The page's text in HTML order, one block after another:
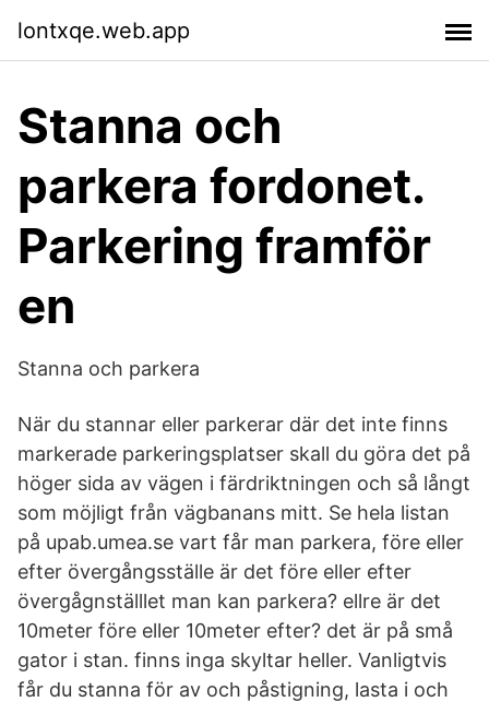
lontxqe.web.app
Stanna och
parkera fordonet.
Parkering framför
en
Stanna och parkera
När du stannar eller parkerar där det inte finns
markerade parkeringsplatser skall du göra det på
höger sida av vägen i färdriktningen och så långt
som möjligt från vägbanans mitt. Se hela listan
på upab.umea.se vart får man parkera, före eller
efter övergångsställe är det före eller efter
övergågnställlet man kan parkera? ellre är det
10meter före eller 10meter efter? det är på små
gator i stan. finns inga skyltar heller. Vanligtvis
får du stanna för av och påstigning, lasta i och